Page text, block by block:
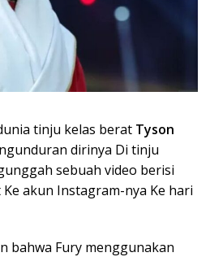
tinju kelas berat Tyson
dirinya Di tinju
sebuah video berisi
akun Instagram-nya Ke hari
bahwa Fury menggunakan